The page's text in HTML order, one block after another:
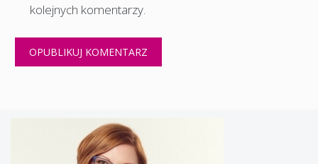
kolejnych komentarzy.